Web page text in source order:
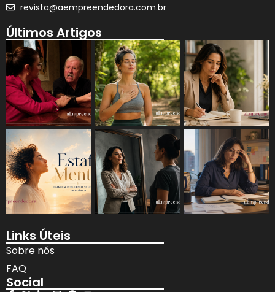
revista@aempreendedora.com.br
Últimos Artigos
Links Úteis
Sobre nós
FAQ
Social